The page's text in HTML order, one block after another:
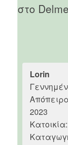
στο
Lorin
2023